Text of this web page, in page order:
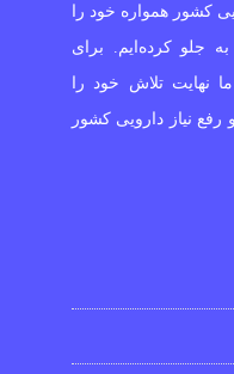
کشور همواره خود را
جلو کرده‌ایم. برای
نهایت تلاش خود را
نیاز دارویی کشور